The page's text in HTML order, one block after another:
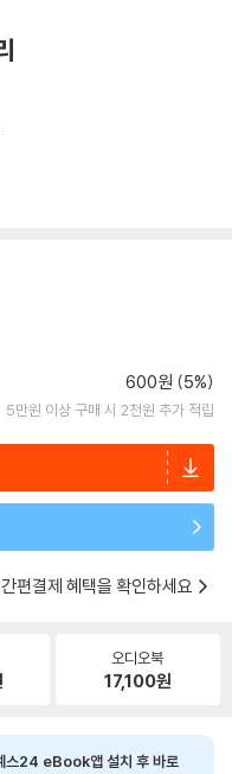
600원 (5%)
5만원 이상 구매 시 2천원 추가 적립
편결제 혜택을 확인하세요
오디오북
17,100원
스24 eBook앱 설치 후 바로